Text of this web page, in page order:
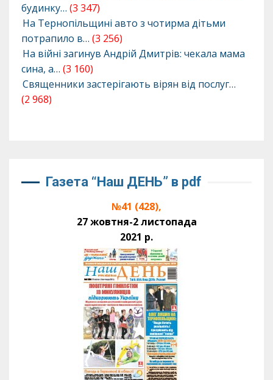
будинку… (3 347)
На Тернопільщині авто з чотирма дітьми
потрапило в… (3 256)
На війні загинув Андрій Дмитрів: чекала мама
сина, а… (3 160)
Священники застерігають вірян від послуг…
(2 968)
Газета “Наш ДЕНЬ” в pdf
№41 (428),
27 жовтня-2 листопада
2021 р.